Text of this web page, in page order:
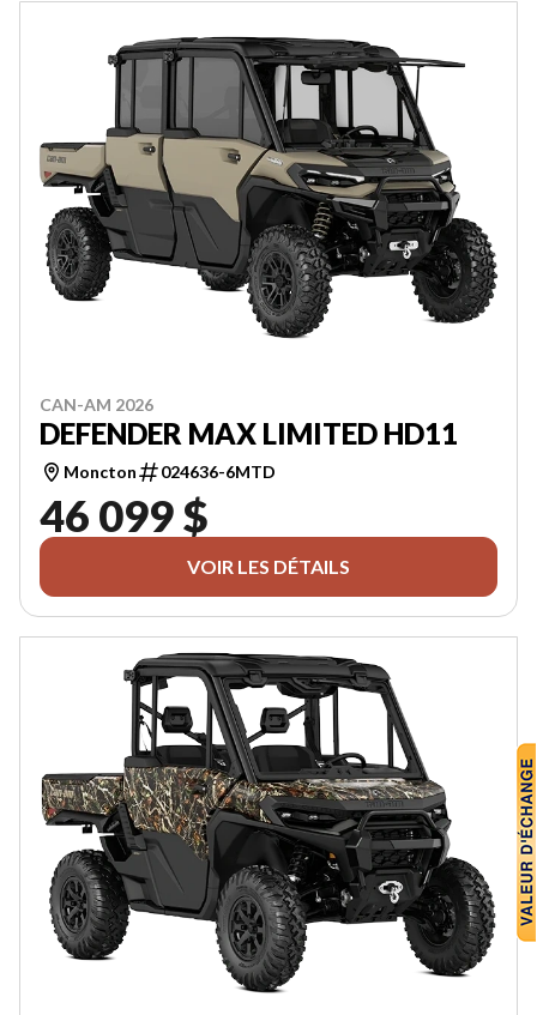
CAN-AM 2026
DEFENDER MAX LIMITED HD11
Moncton 024636-6MTD
46 099 $
VOIR LES DÉTAILS